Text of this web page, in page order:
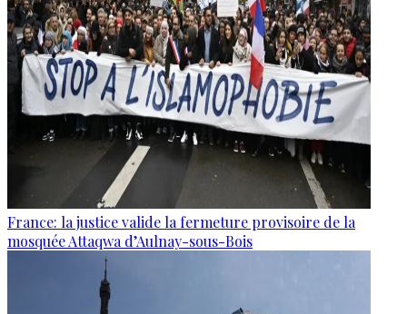
France: la justice valide la fermeture provisoire de la
mosquée Attaqwa d’Aulnay-sous-Bois